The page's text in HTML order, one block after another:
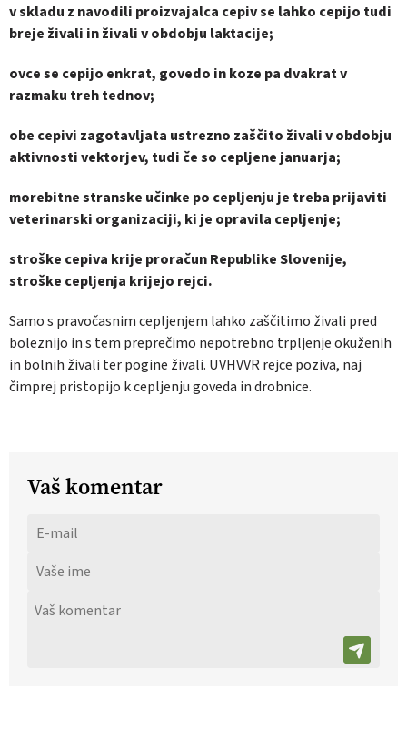
v skladu z navodili proizvajalca cepiv se lahko cepijo tudi
breje živali in živali v obdobju laktacije;
ovce se cepijo enkrat, govedo in koze pa dvakrat v
razmaku treh tednov;
obe cepivi zagotavljata ustrezno zaščito živali v obdobju
aktivnosti vektorjev, tudi če so cepljene januarja;
morebitne stranske učinke po cepljenju je treba prijaviti
veterinarski organizaciji, ki je opravila cepljenje;
stroške cepiva krije proračun Republike Slovenije,
stroške cepljenja krijejo rejci.
Samo s pravočasnim cepljenjem lahko zaščitimo živali pred
boleznijo in s tem preprečimo nepotrebno trpljenje okuženih
in bolnih živali ter pogine živali. UVHVVR rejce poziva, naj
čimprej pristopijo k cepljenju goveda in drobnice.
Vaš komentar